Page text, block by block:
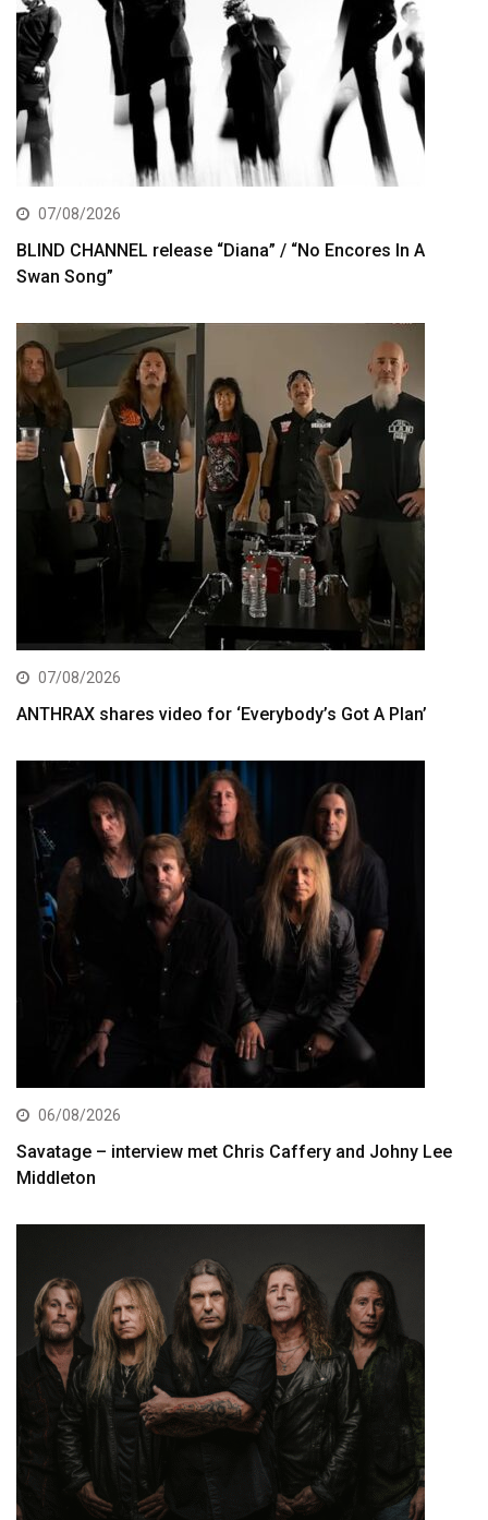
07/08/2026
BLIND CHANNEL release “Diana” / “No Encores In A
Swan Song”
07/08/2026
ANTHRAX shares video for ‘Everybody’s Got A Plan’
06/08/2026
Savatage – interview met Chris Caffery and Johny Lee
Middleton